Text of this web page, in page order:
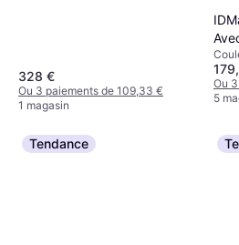
328 €
Ou 3 paiements de 109,33 €
1 magasin
cm
Bois
Ou
5
Tendance